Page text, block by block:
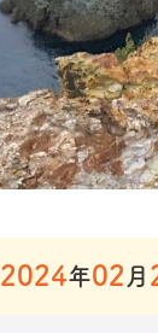
2024年02 月